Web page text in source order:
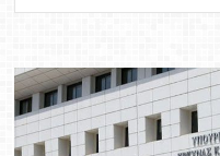
αναπληρωτών
εκπαιδευτικών
–
ΕΕΠ